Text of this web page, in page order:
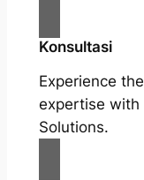
Konsultasi
Experience
expertise with
Solutions.